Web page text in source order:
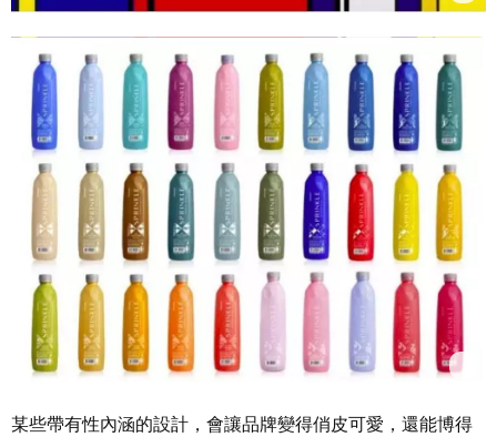
某些帶有性內涵的設計，會讓品牌變得俏皮可愛，還能博得